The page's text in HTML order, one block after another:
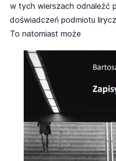
w tych wierszach odnaleźć
doświadczeń podmiotu
To natomiast może